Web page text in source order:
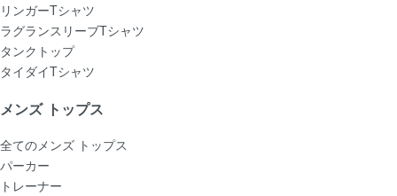
リンガーTシャツ
ラグランスリーブTシャツ
タンクトップ
タイダイTシャツ
メンズ トップス
全てのメンズ トップス
パーカー
トレーナー